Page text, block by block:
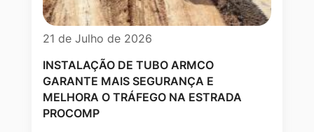
21 de Julho de 2026
INSTALAÇÃO DE TUBO ARMCO
GARANTE MAIS SEGURANÇA E
MELHORA O TRÁFEGO NA ESTRADA
PROCOMP